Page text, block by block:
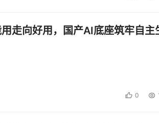
走向好用，国产AI底座筑牢自主
0